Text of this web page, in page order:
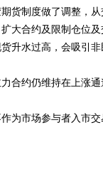
制度做了调整，从
大合约及限制仓位
升水过高，会吸引非
约仍维持在上涨通
市场参与者入市交